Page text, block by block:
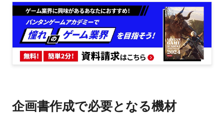
企画書作成で必要となる機材